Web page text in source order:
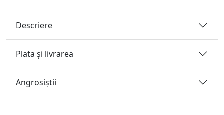
Descriere
Plata și livrarea
Angrosiştii